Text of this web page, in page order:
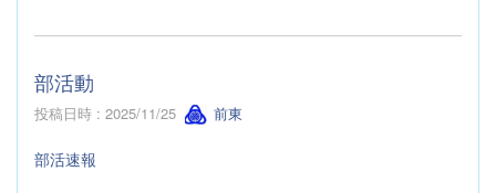
部活動
投稿日時 : 2025/11/25 前東
部活速報